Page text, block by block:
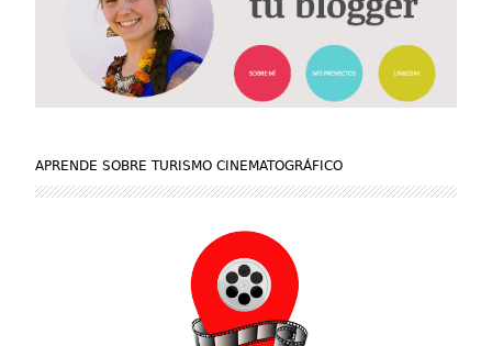
APRENDE SOBRE TURISMO CINEMATOGRÁFICO